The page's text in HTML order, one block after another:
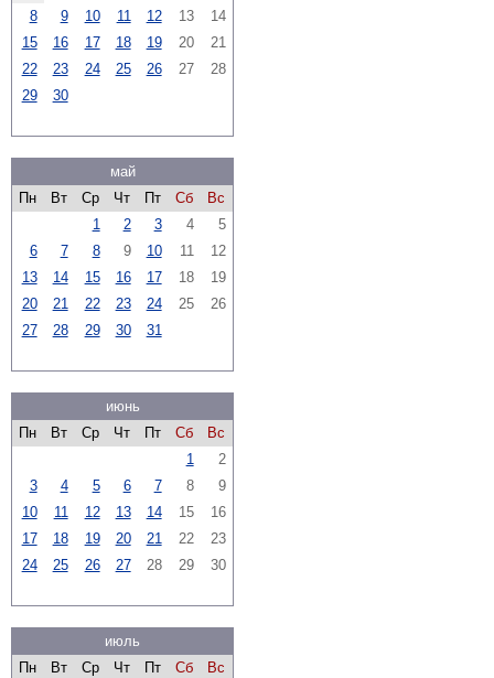
8
9 10 11 12 13
14
15
16 17 18 19 20
21
22
23 24 25 26 27
28
29
30
май
Пн
Вт Ср Чт Пт Сб
Вс
1
2 3 4
5
6
7 8 9 10 11
12
13
14 15 16 17 18
19
20
21 22 23 24 25
26
27
28 29 30 31
июнь
Пн
Вт Ср Чт Пт Сб
Вс
1
2
3
4 5 6 7 8
9
10
11 12 13 14 15
16
17
18 19 20 21 22
23
24
25 26 27 28 29 30
июль
Пн
Вт Ср Чт Пт Сб
Вс